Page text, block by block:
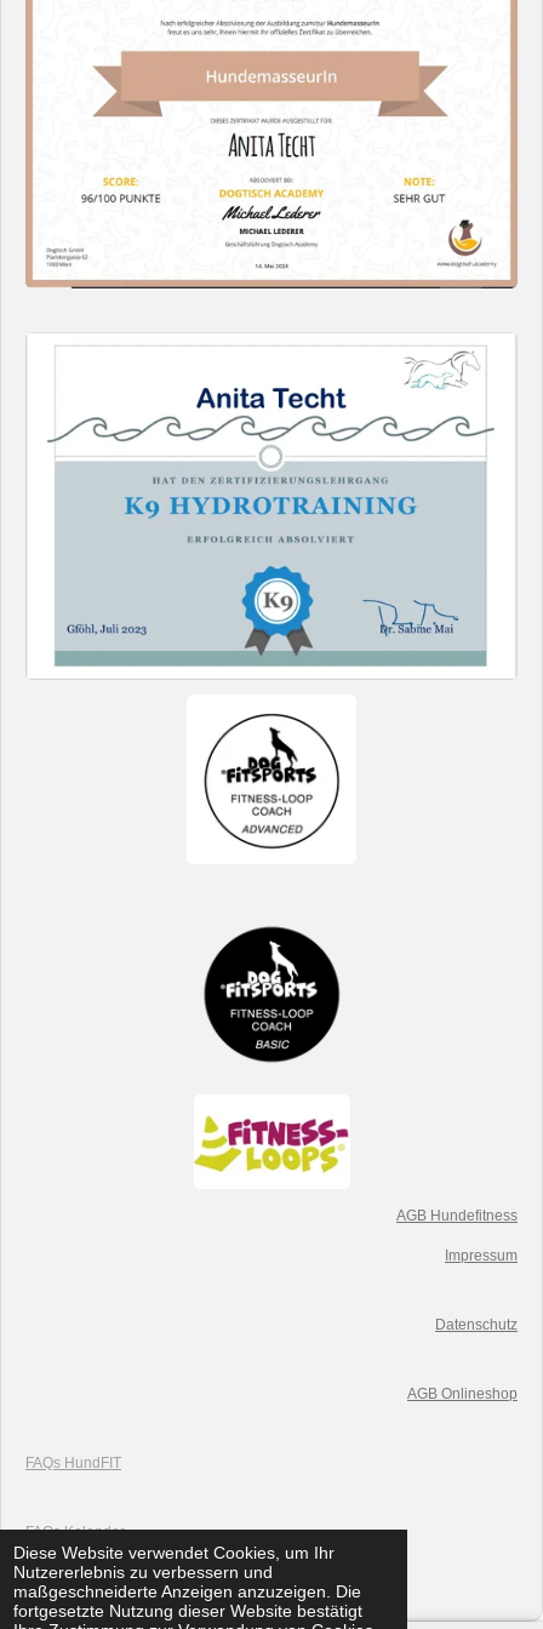
Diese Website verwendet Cookies, um Ihr
Nutzererlebnis zu verbessern und
maßgeschneiderte Anzeigen anzuzeigen. Die
fortgesetzte Nutzung dieser Website bestätigt
AGB Hundefitness
Impressum
Datenschutz
AGB Onlineshop
FAQs HundFIT
FAQs Kalender
© 2019 HundFIT
Mit Unterstützung von Webador